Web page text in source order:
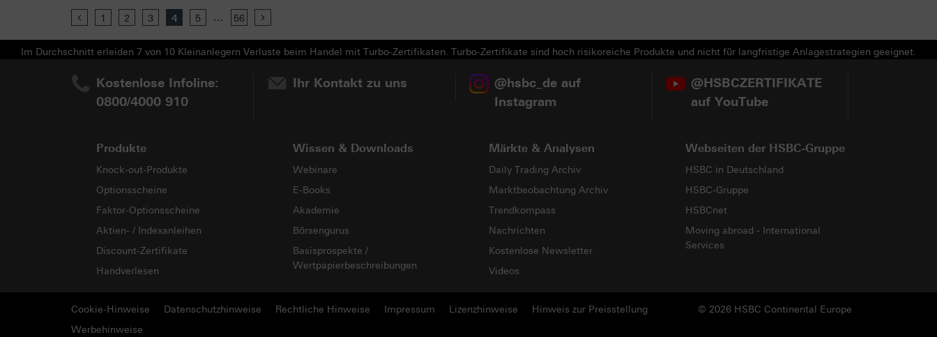
Previous
1 2 3 4 5 ... 56
Im Durchschnitt erleiden 7 von 10 Kleinanlegern Verluste beim Handel mit Turbo-Zertifikaten. Turbo-Zertifikate sind hoch risikoreiche Produkte und nicht für langfristige Anlagestrategien geeignet.
Kostenlose Infoline:
0800/4000 910
Ihr Kontakt zu uns
@hsbc_de auf
Instagram
@HSBCZERTIFIKATE
auf YouTube
Produkte
Knock-out-Produkte
Optionsscheine
Faktor-Optionsscheine
Aktien- / Indexanleihen
Discount-Zertifikate
Handverlesen
Wissen & Downloads
Webinare
E-Books
Akademie
Börsengurus
Basisprospekte /
Wertpapierbeschreibungen
Märkte & Analysen
Daily Trading Archiv
Marktbeobachtung Archiv
Trendkompass
Nachrichten
Kostenlose Newsletter
Videos
Webseiten der HSBC-Gruppe
HSBC in Deutschland
HSBC-Gruppe
HSBCnet
Moving abroad - International
Services
Cookie-Hinweise Datenschutzhinweise Rechtliche Hinweise Impressum Lizenzhinweise © 2026 HSBC Continental Europe
Hinweis zur Preisstellung
Werbehinweise